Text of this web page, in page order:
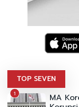
TOP SEVEN
1 MA